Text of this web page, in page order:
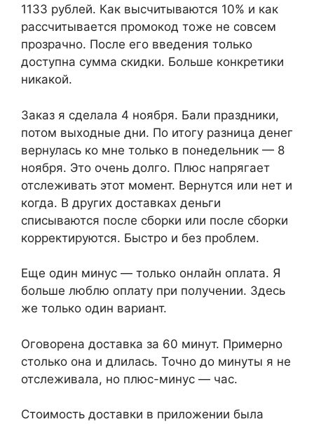
1133 рублей. Как высчитываются 10% и как
рассчитывается промокод тоже не совсем
прозрачно. После его введения только
доступна сумма скидки. Больше конкретики
никакой.
Заказ я сделала 4 ноября. Бали праздники,
потом выходные дни. По итогу разница денег
вернулась ко мне только в понедельник — 8
ноября. Это очень долго. Плюс напрягает
отслеживать этот момент. Вернутся или нет и
когда. В других доставках деньги
списываются после сборки или после сборки
корректируются. Быстро и без проблем.
Еще один минус — только онлайн оплата. Я
больше люблю оплату при получении. Здесь
же только один вариант.
Оговорена доставка за 60 минут. Примерно
столько она и длилась. Точно до минуты я не
отслеживала, но плюс-минус — час.
Стоимость доставки в приложении была